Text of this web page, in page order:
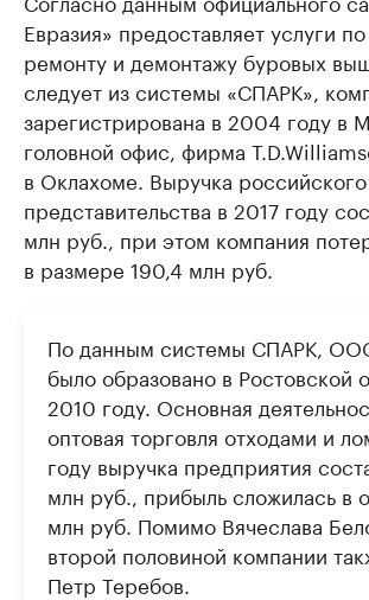
Евразия» предоставляет услуги
ремонту и демонтажу буровых
следует из системы «СПАРК»,
зарегистрирована в 2004 году в
головной офис, фирма
в Оклахоме. Выручка российского
представительства в 2017 году
млн руб., при этом компания
в размере 190,4 млн руб.
По данным системы СПАРК,
было образовано в Ростовской
2010 году. Основная
оптовая торговля отходами и
году выручка предприятия
млн руб., прибыль сложилась в
млн руб. Помимо Вячеслава
второй половиной компании
Петр Теребов.